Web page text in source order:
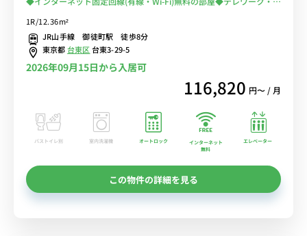
女性人気
1R/12.36m²
JR山手線 御徒町駅 徒歩8分
東京都台東区台東3-29-5
2026年09月15日から入居可
116,820 円〜 / 月
バストイレ別 室内洗濯機 オートロック
インターネット
無料
エレベーター
この物件の詳細を見る